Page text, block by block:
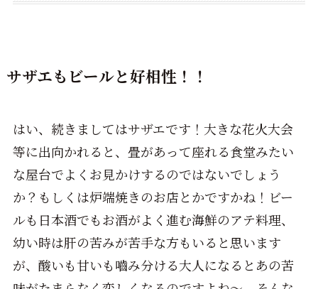
サザエもビールと好相性！！
はい、続きましてはサザエです！大きな花火大会
等に出向かれると、畳があって座れる食堂みたい
な屋台でよくお見かけするのではないでしょう
か？もしくは炉端焼きのお店とかですかね！ビー
ルも日本酒でもお酒がよく進む海鮮のアテ料理、
幼い時は肝の苦みが苦手な方もいると思います
が、酸いも甘いも嚙み分ける大人になるとあの苦